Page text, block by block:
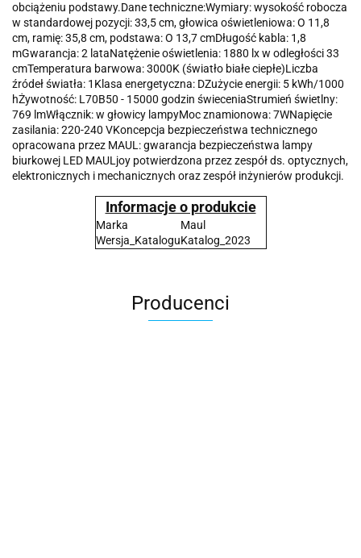
obciążeniu podstawy.Dane techniczne:Wymiary: wysokość robocza
w standardowej pozycji: 33,5 cm, głowica oświetleniowa: O 11,8
cm, ramię: 35,8 cm, podstawa: O 13,7 cmDługość kabla: 1,8
mGwarancja: 2 lataNatężenie oświetlenia: 1880 lx w odległości 33
cmTemperatura barwowa: 3000K (światło białe ciepłe)Liczba
źródeł światła: 1Klasa energetyczna: DZużycie energii: 5 kWh/1000
hŻywotność: L70B50 - 15000 godzin świeceniaStrumień świetlny:
769 lmWłącznik: w głowicy lampyMoc znamionowa: 7WNapięcie
zasilania: 220-240 VKoncepcja bezpieczeństwa technicznego
opracowana przez MAUL: gwarancja bezpieczeństwa lampy
biurkowej LED MAULjoy potwierdzona przez zespół ds. optycznych,
elektronicznych i mechanicznych oraz zespół inżynierów produkcji.
Informacje o produkcie
Marka
Maul
Wersja_KataloguKatalog_2023
Producenci